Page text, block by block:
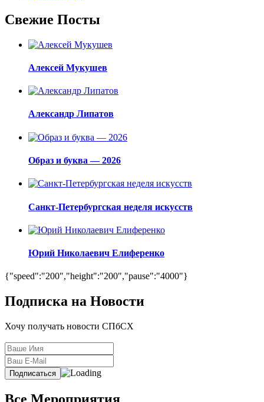
Свежие Посты
Алексей Мукушев
Александр Липатов
Образ и буква — 2026
Санкт-Петербургская неделя искусств
Юрий Николаевич Елиференко
{"speed":"200","height":"200","pause":"4000"}
Подписка на Новости
Хочу получать новости СПбСХ